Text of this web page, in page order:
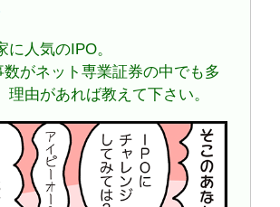
に人気のIPO。
数がネット専業証券の中でも多
理由があれば教えて下さい。